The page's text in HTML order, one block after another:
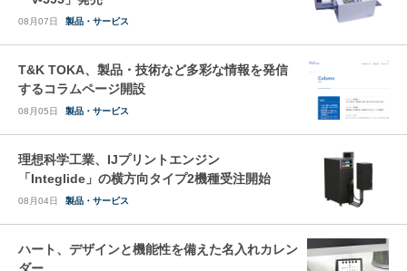
08月07日 製品・サービス
T&K TOKA、製品・技術など多彩な情報を発信
するコラムページ開設
08月05日 製品・サービス
理想科学工業、IJプリントエンジン
「Integlide」の横方向タイプ2機種受注開始
08月04日 製品・サービス
ハート、デザインと機能性を備えた名入れカレン
ダー